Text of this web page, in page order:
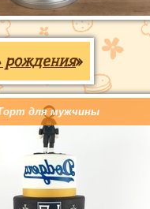
рождения»
для мужчины